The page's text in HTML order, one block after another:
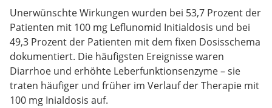
Unerwünschte Wirkungen wurden bei 53,7 Prozent der
Patienten mit 100 mg Leflunomid Initialdosis und bei
49,3 Prozent der Patienten mit dem fixen Dosisschema
dokumentiert. Die häufigsten Ereignisse waren
Diarrhoe und erhöhte Leberfunktionsenzyme – sie
traten häufiger und früher im Verlauf der Therapie mit
100 mg Inialdosis auf.